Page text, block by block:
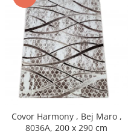
Covor Harmony , Bej Maro ,
8036A, 200 x 290 cm